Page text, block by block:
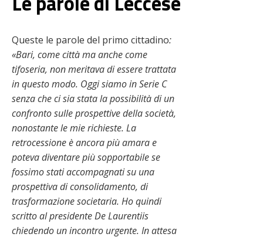
Queste le parole del primo cittadino:
«Bari, come città ma anche come
tifoseria, non meritava di essere trattata
in questo modo. Oggi siamo in Serie C
senza che ci sia stata la possibilità di un
confronto sulle prospettive della società,
nonostante le mie richieste. La
retrocessione è ancora più amara e
poteva diventare più sopportabile se
fossimo stati accompagnati su una
prospettiva di consolidamento, di
trasformazione societaria. Ho quindi
scritto al presidente De Laurentiis
chiedendo un incontro urgente. In attesa